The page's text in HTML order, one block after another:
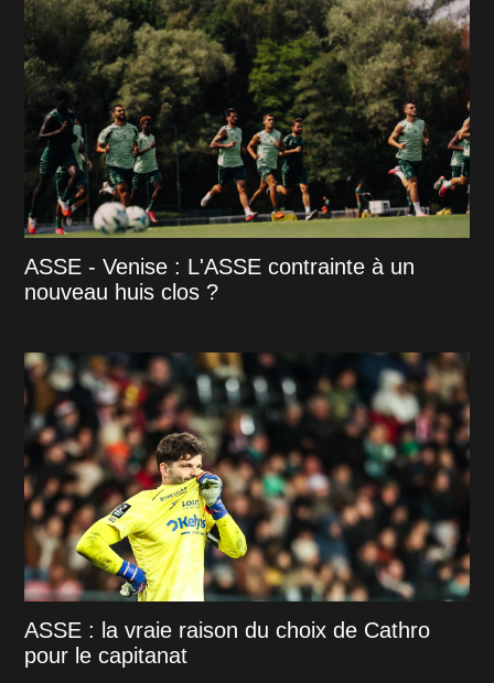
ASSE - Venise : L'ASSE contrainte à un
nouveau huis clos ?
ASSE : la vraie raison du choix de Cathro
pour le capitanat